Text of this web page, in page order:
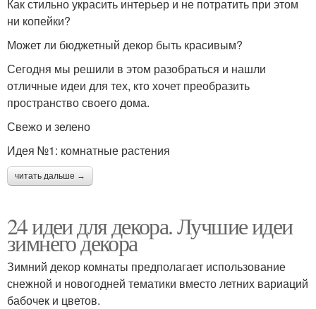
Как стильно украсить интерьер и не потратить при этом
ни копейки?
Может ли бюджетный декор быть красивым?
Сегодня мы решили в этом разобраться и нашли
отличные идеи для тех, кто хочет преобразить
пространство своего дома.
Свежо и зелено
Идея №1: комнатные растения
читать дальше →
24 идеи для декора. Лучшие идеи
зимнего декора
Зимний декор комнаты предполагает использование
снежной и новогодней тематики вместо летних вариаций
бабочек и цветов.